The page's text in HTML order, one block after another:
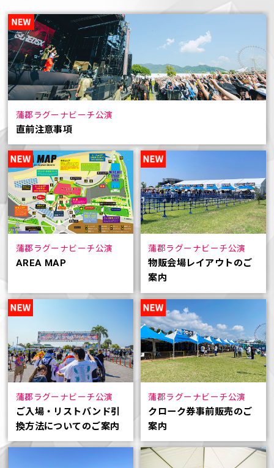
蒲郡ラグーナビーチ公演
直前注意事項
蒲郡ラグーナビーチ公演
AREA MAP
蒲郡ラグーナビーチ公演
物販会場レイアウトのご
案内
蒲郡ラグーナビーチ公演
ご入場・リストバンド引
換方法についてのご案内
蒲郡ラグーナビーチ公演
クローク券事前販売のご
案内